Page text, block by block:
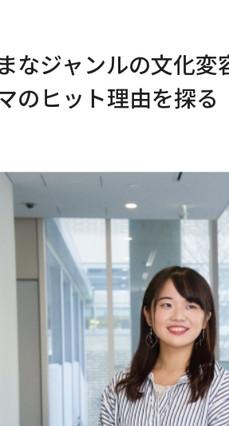
なジャンルの文化
のヒット理由を探る